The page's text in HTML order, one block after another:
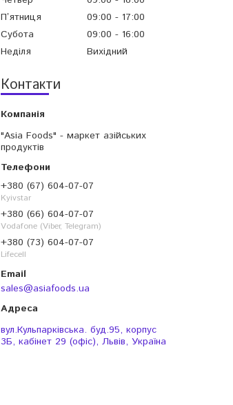
Пʼятниця
09:00
17:00
Субота
09:00
16:00
Неділя
Вихідний
Контакти
"Asia Foods" - маркет азійських
продуктів
+380 (67) 604-07-07
Kyivstar
+380 (66) 604-07-07
Vodafone (Viber, Telegram)
+380 (73) 604-07-07
Lifecell
sales@asiafoods.ua
вул.Кульпарківська. буд.95, корпус
3Б, кабінет 29 (офіс), Львів, Україна